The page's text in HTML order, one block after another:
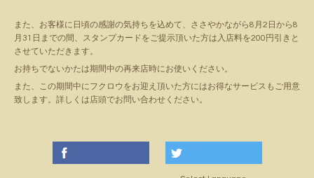
また、お客様に日頃の感謝の気持ちを込めて、ささやかながら8月2日から8
月31日までの間、スタンプカードをご提示頂いた方は入店料を200円引きと
させていただきます。
お持ちでないかたは期間中の再来店時にお使いください。
また、この期間中にフクロウをお迎え頂いた方にはお得なサービスもご用意
致します。詳しくは店頭でお問い合わせください。